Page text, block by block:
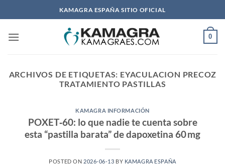
al
KAMAGRA ESPAÑA SITIO OFICIAL
0
ARCHIVOS DE ETIQUETAS: EYACULACION PRECOZ
TRATAMIENTO PASTILLAS
KAMAGRA INFORMACIÓN
POXET‑60: lo que nadie te cuenta sobre
esta “pastilla barata” de dapoxetina 60 mg
POSTED ON 2026-06-13 BY KAMAGRA ESPAÑA